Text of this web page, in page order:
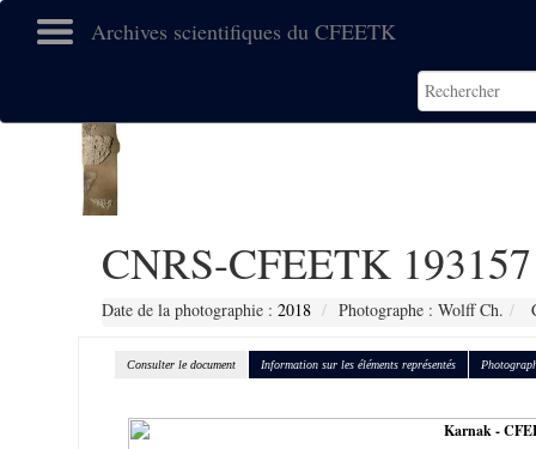
Archives scientifiques du CFEETK
CNRS-CFEETK 193157
Date de la photographie : 2018 Photographe : Wolff Ch.
Consulter le document Information sur les éléments représentés